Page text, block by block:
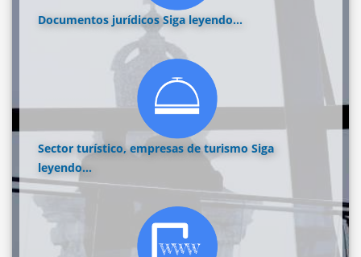
Documentos jurídicos Siga leyendo...
Sector turístico, empresas de turismo Siga
leyendo...